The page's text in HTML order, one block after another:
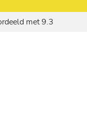
met 9.3